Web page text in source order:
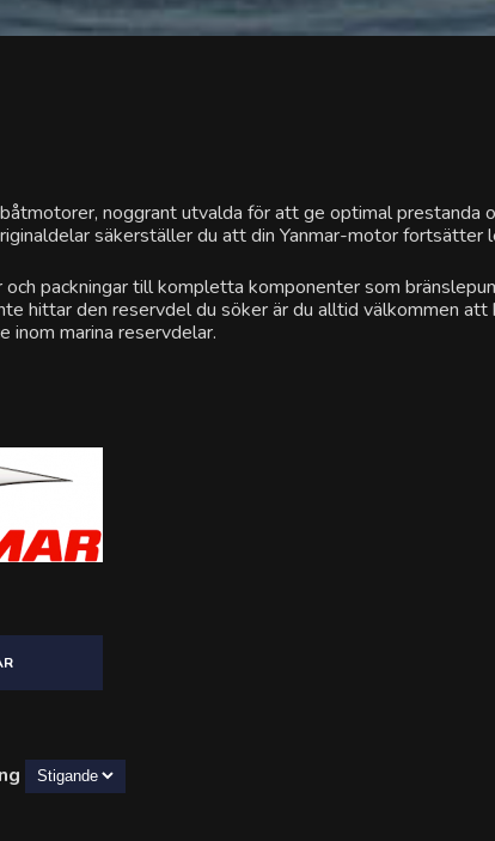
noggrant utvalda för att ge optimal
säkerställer du att din Yanmar-motor
packningar till kompletta komponenter som
hittar den reservdel du söker är du alltid välkommen
inom marina reservdelar.